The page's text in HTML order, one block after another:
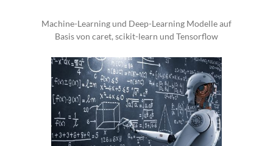
Machine-Learning und Deep-Learning Modelle auf
Basis von caret, scikit-learn und Tensorflow